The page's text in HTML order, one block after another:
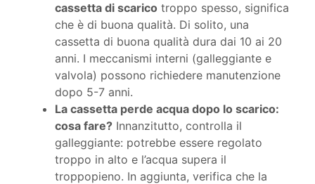
cassetta di scarico troppo spesso, significa
che è di buona qualità. Di solito, una
cassetta di buona qualità dura dai 10 ai 20
anni. I meccanismi interni (galleggiante e
valvola) possono richiedere manutenzione
dopo 5-7 anni.
La cassetta perde acqua dopo lo scarico:
cosa fare? Innanzitutto, controlla il
galleggiante: potrebbe essere regolato
troppo in alto e l’acqua supera il
troppopieno. In aggiunta, verifica che la